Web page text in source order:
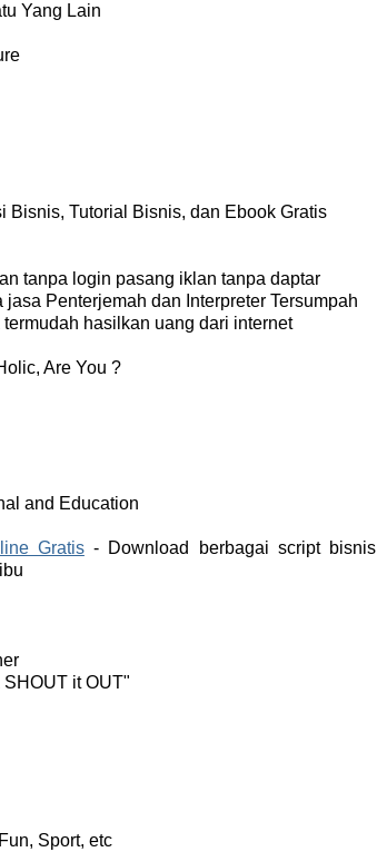
Yang Lain
Bisnis, Tutorial Bisnis, dan Ebook Gratis
tanpa login pasang iklan tanpa daptar
jasa Penterjemah dan Interpreter Tersumpah
hasilkan uang dari internet
Are You ?
and Education
Gratis- Download berbagai script bisnis
it OUT"
Sport, etc